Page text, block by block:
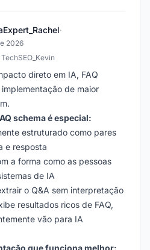
·
2026
direto em IA, FAQ
implementação de maior
schema é especial:
estruturado como pares
e resposta
a forma como as pessoas
de IA
o Q&A sem interpretação
resultados ricos de FAQ,
vão para IA
que funciona melhor: